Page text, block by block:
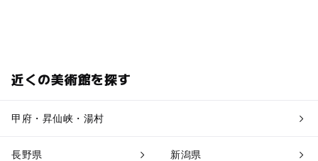
近くの美術館を探す
甲府・昇仙峡・湯村
長野県 新潟県